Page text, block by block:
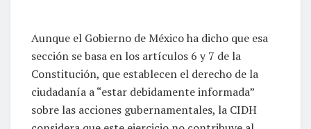
Aunque el Gobierno de México ha dicho que esa
sección se basa en los artículos 6 y 7 de la
Constitución, que establecen el derecho de la
ciudadanía a “estar debidamente informada”
sobre las acciones gubernamentales, la CIDH